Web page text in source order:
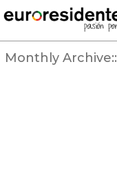
Monthly Archive::